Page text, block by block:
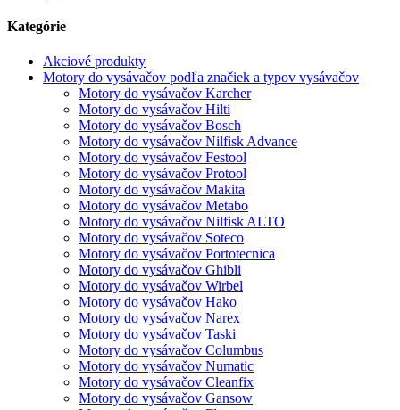
Kategórie
Akciové produkty
Motory do vysávačov podľa značiek a typov vysávačov
Motory do vysávačov Karcher
Motory do vysávačov Hilti
Motory do vysávačov Bosch
Motory do vysávačov Nilfisk Advance
Motory do vysávačov Festool
Motory do vysávačov Protool
Motory do vysávačov Makita
Motory do vysávačov Metabo
Motory do vysávačov Nilfisk ALTO
Motory do vysávačov Soteco
Motory do vysávačov Portotecnica
Motory do vysávačov Ghibli
Motory do vysávačov Wirbel
Motory do vysávačov Hako
Motory do vysávačov Narex
Motory do vysávačov Taski
Motory do vysávačov Columbus
Motory do vysávačov Numatic
Motory do vysávačov Cleanfix
Motory do vysávačov Gansow